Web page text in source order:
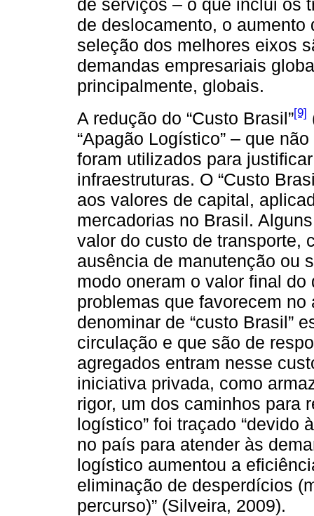
de serviços – o que inclui os
de deslocamento, o
seleção dos melhores eixos
demandas empresariais
principalmente, globais.
A redução do “Custo Brasil”[9]
“Apagão Logístico” – que
foram utilizados para
infraestruturas. O “Custo
aos valores de capital,
mercadorias no Brasil.
valor do custo de transporte,
ausência de manutenção ou
modo oneram o valor final
problemas que favorecem
denominar de “custo Brasil”
circulação e que são de
agregados entram nesse
iniciativa privada, como
rigor, um dos caminhos para
logístico” foi traçado “devido
no país para atender às
logístico aumentou a
eliminação de desperdícios
percurso)” (Silveira, 2009).